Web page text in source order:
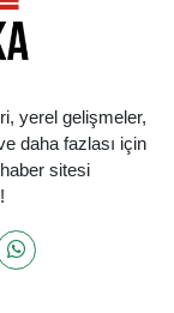
yerel gelişmeler,
daha fazlası için
sitesi